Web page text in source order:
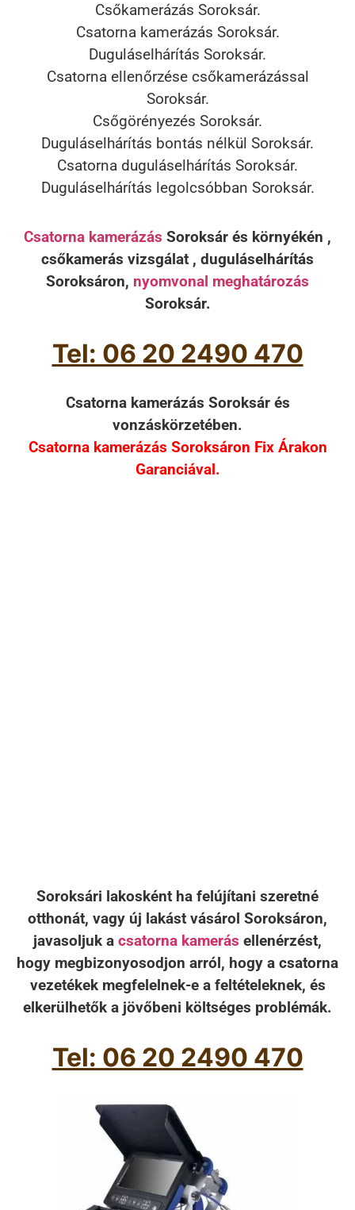
Csőkamerázás Soroksár.
Csatorna kamerázás Soroksár.
Duguláselhárítás Soroksár.
Csatorna ellenőrzése csőkamerázással
Soroksár.
Csőgörényezés Soroksár.
Duguláselhárítás bontás nélkül Soroksár.
Csatorna duguláselhárítás Soroksár.
Duguláselhárítás legolcsóbban Soroksár.
Csatorna kamerázás Soroksár és környékén ,
csőkamerás vizsgálat , duguláselhárítás
Soroksáron, nyomvonal meghatározás
Soroksár.
Tel: 06 20 2490 470
Csatorna kamerázás Soroksár és
vonzáskörzetében.
Csatorna kamerázás Soroksáron Fix Árakon
Garanciával.
Soroksári lakosként ha felújítani szeretné
otthonát, vagy új lakást vásárol Soroksáron,
javasoljuk a csatorna kamerás ellenérzést,
hogy megbizonyosodjon arról, hogy a csatorna
vezetékek megfelelnek-e a feltételeknek, és
elkerülhetők a jövőbeni költséges problémák.
Tel: 06 20 2490 470